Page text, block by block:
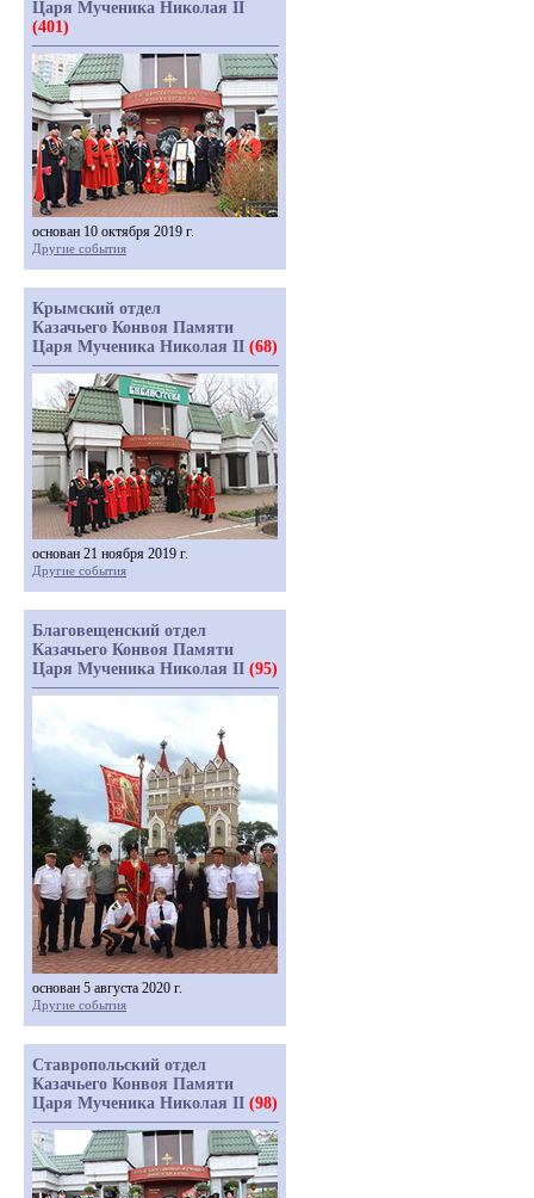
Царя Мученика Николая II
(401)
основан 10 октября 2019 г.
Другие события
Крымский отдел
Казачьего Конвоя Памяти
Царя Мученика Николая II (68)
основан 21 ноября 2019 г.
Другие события
Благовещенский отдел
Казачьего Конвоя Памяти
Царя Мученика Николая II (95)
основан 5 августа 2020 г.
Другие события
Ставропольский отдел
Казачьего Конвоя Памяти
Царя Мученика Николая II (98)